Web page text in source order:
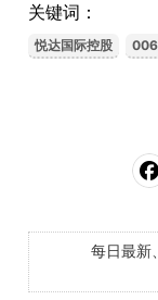
关键词：
悦达国际控股
每日最新